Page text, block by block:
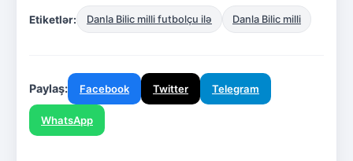
Etiketlər: Danla Bilic milli futbolçu ilə Danla Bilic milli
Paylaş: Facebook Twitter Telegram
WhatsApp